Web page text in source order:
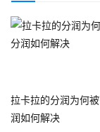
拉卡拉的分润为何
润如何解决